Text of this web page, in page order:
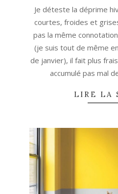
18Je déteste la déprime
courtes, froides et
pas la même
(je suis tout de même
de janvier), il fait plus
accumulé pas mal
LIRE LA